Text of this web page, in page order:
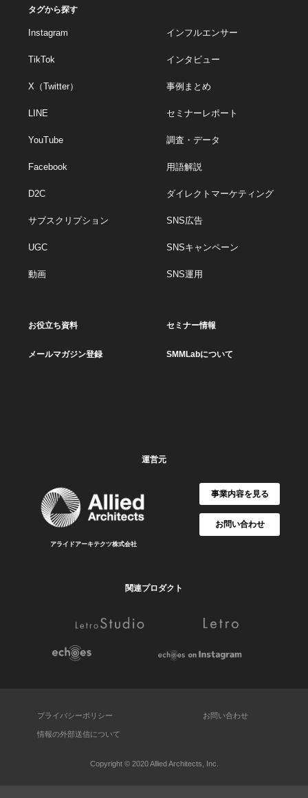
タグから探す
Instagram
TikTok
X（Twitter）
LINE
YouTube
Facebook
D2C
サブスクリプション
UGC
動画
インフルエンサー
インタビュー
事例まとめ
セミナーレポート
調査・データ
用語解説
ダイレクトマーケティング
SNS広告
SNSキャンペーン
SNS運用
お役立ち資料 セミナー情報
メールマガジン登録 SMMLabについて
運営元
アライドアーキテクツ株式会社
事業内容を見る
お問い合わせ
関連プロダクト
プライバシーポリシー お問い合わせ
情報の外部送信について
Copyright © 2020 Allied Architects, Inc.